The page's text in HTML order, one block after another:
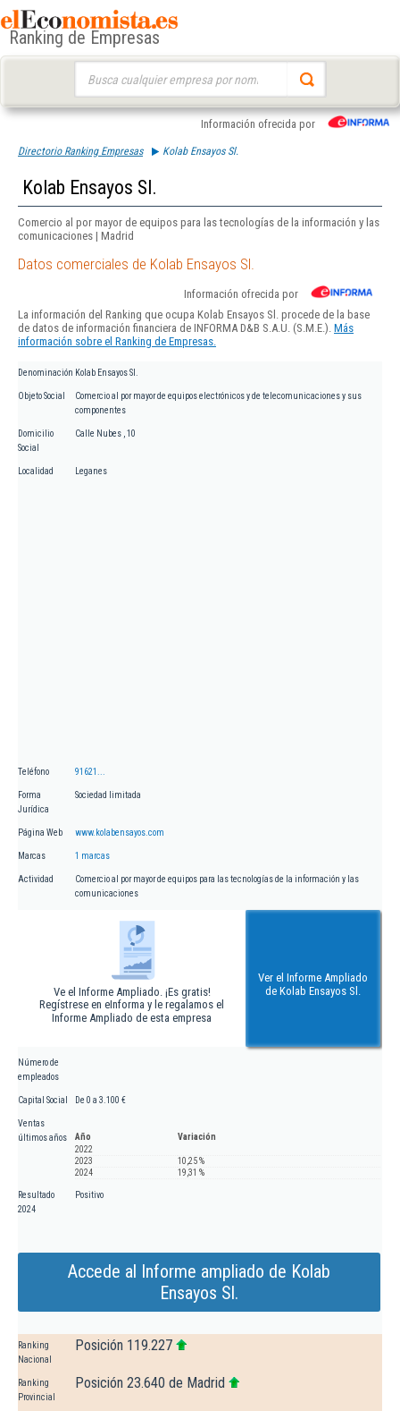
Ranking de Empresas
Información ofrecida por
Directorio Ranking Empresas Kolab Ensayos Sl.
Kolab Ensayos Sl.
Comercio al por mayor de equipos para las tecnologías de la información y las
comunicaciones | Madrid
Datos comerciales de Kolab Ensayos Sl.
Información ofrecida por
La información del Ranking que ocupa Kolab Ensayos Sl. procede de la base
de datos de información financiera de INFORMA D&B S.A.U. (S.M.E.). Más
información sobre el Ranking de Empresas.
Denominación Kolab Ensayos Sl.
Objeto Social
Comercio al por mayor de equipos electrónicos y de telecomunicaciones y sus
componentes
Domicilio
Social
Calle Nubes , 10
Localidad Leganes
Teléfono 91621...
Forma
Jurídica
Sociedad limitada
Página Web www.kolabensayos.com
Marcas 1 marcas
Actividad
Comercio al por mayor de equipos para las tecnologías de la información y las
comunicaciones
Ve el Informe Ampliado. ¡Es gratis!
Regístrese en eInforma y le regalamos el
Informe Ampliado de esta empresa
Ver el Informe Ampliado
de Kolab Ensayos Sl.
Número de
empleados
Capital Social De 0 a 3.100 €
Ventas
últimos años
Año
Variación
2022
2023
10,25 %
2024
19,31 %
Resultado
2024
Positivo
Accede al Informe ampliado de Kolab
Ensayos Sl.
Ranking
Nacional
Posición 119.227
Ranking
Provincial
Posición 23.640 de Madrid